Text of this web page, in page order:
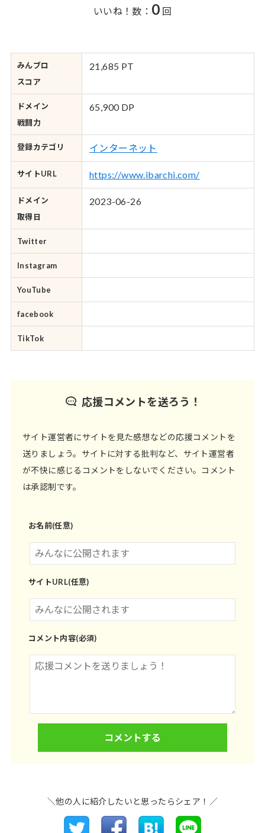
いいね！数： 0 回
みんブロ
スコア
21,685 PT
ドメイン
戦闘力
65,900 DP
登録カテゴリ インターネット
サイトURL https://www.ibarchi.com/
ドメイン
取得日
2023-06-26
Twitter
Instagram
YouTube
facebook
TikTok
応援コメントを送ろう！
サイト運営者にサイトを見た感想などの応援コメントを
送りましょう。サイトに対する批判など、サイト運営者
が不快に感じるコメントをしないでください。コメント
は承認制です。
お名前(任意)
サイトURL(任意)
コメント内容(必須)
＼他の人に紹介したいと思ったらシェア！／